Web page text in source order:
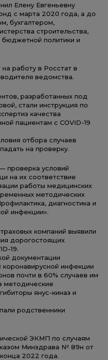
Елену Евгеньевну
с марта 2020 года, а до
бухгалтером,
строительства,
политики и
работу в Росстат в
ведомства.
разработанных под
стали инструкция по
качества
пациентам с COVID-19
отбора случаев
на проверку.
проверка условий
на их соответствие
работы медицинских
методических
диагностика и
инфекции».
компаний выявили
дорогостоящих
19.
документации
инфекции
почти в 60% случаев им
методические
янус-киназ и
родственники
ЭКМП по случаям
Минздрава № 89н от
2022 года.